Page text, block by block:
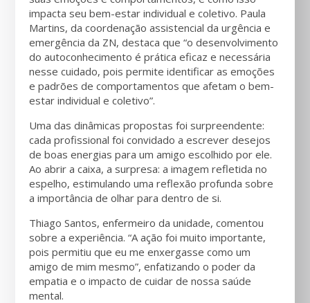
impacta seu bem-estar individual e coletivo. Paula
Martins, da coordenação assistencial da urgência e
emergência da ZN, destaca que “o desenvolvimento
do autoconhecimento é prática eficaz e necessária
nesse cuidado, pois permite identificar as emoções
e padrões de comportamentos que afetam o bem-
estar individual e coletivo”.
Uma das dinâmicas propostas foi surpreendente:
cada profissional foi convidado a escrever desejos
de boas energias para um amigo escolhido por ele.
Ao abrir a caixa, a surpresa: a imagem refletida no
espelho, estimulando uma reflexão profunda sobre
a importância de olhar para dentro de si.
Thiago Santos, enfermeiro da unidade, comentou
sobre a experiência. “A ação foi muito importante,
pois permitiu que eu me enxergasse como um
amigo de mim mesmo”, enfatizando o poder da
empatia e o impacto de cuidar de nossa saúde
mental.